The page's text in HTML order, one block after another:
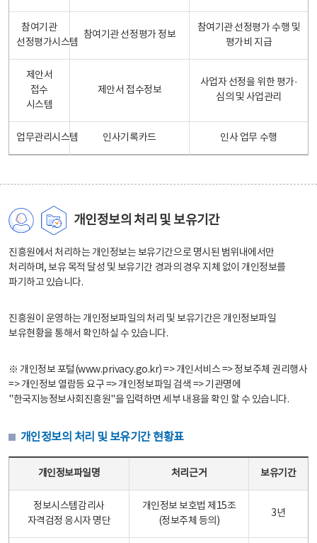
참여기관
선정평가시스템
참여기관 선정평가 정보
참여기관 선정평가 수행 및
평가비 지급
제안서
접수
시스템
제안서 접수정보
사업자 선정을 위한 평가·
심의 및 사업관리
업무관리시스템 인사기록카드 인사 업무 수행
개인정보의 처리 및 보유기간
진흥원에서 처리하는 개인정보는 보유기간으로 명시된 범위내에서만
처리하며, 보유 목적 달성 및 보유기간 경과의 경우 지체 없이 개인정보를
파기하고 있습니다.
진흥원이 운영하는 개인정보파일의 처리 및 보유기간은 개인정보파일
보유현황을 통해서 확인하실 수 있습니다.
※ 개인정보 포털(www.privacy.go.kr) => 개인서비스 => 정보주체 권리행사
=> 개인정보 열람등 요구 => 개인정보파일 검색 => 기관명에
"한국지능정보사회진흥원"을 입력하면 세부 내용을 확인 할 수 있습니다.
개인정보의 처리 및 보유기간 현황표
개인정보파일명 처리근거 보유기간
정보시스템감리사
자격검정 응시자 명단
개인정보 보호법 제15조
(정보주체 등의)
3년